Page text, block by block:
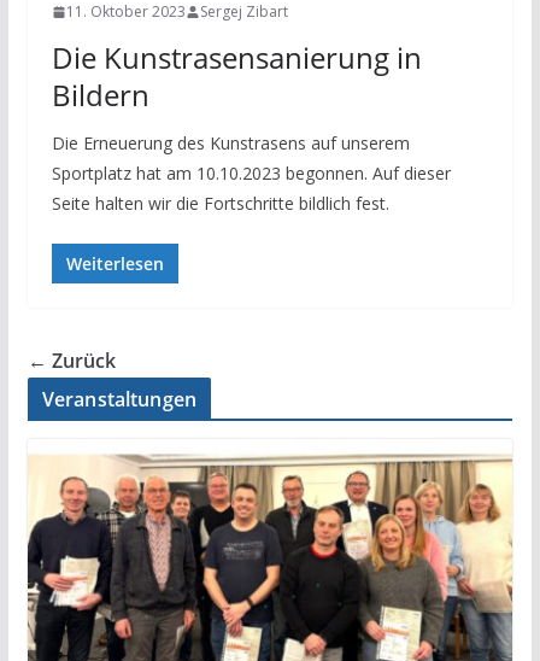
11. Oktober 2023 Sergej Zibart
Die Kunstrasensanierung in
Bildern
Die Erneuerung des Kunstrasens auf unserem
Sportplatz hat am 10.10.2023 begonnen. Auf dieser
Seite halten wir die Fortschritte bildlich fest.
Weiterlesen
← Zurück
Veranstaltungen